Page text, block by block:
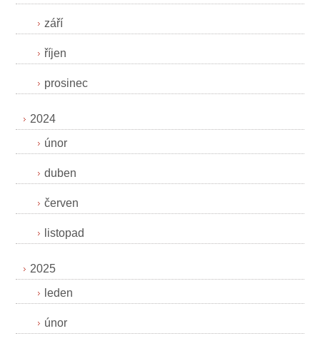
září
říjen
prosinec
2024
únor
duben
červen
listopad
2025
leden
únor